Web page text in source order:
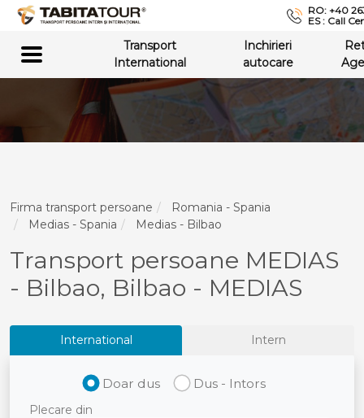
RO: +40
ES : Call
Transport
International
Inchirieri
autocare
Firma transport persoane
Romania - Spania
Medias - Spania
Medias - Bilbao
Transport persoane MEDIAS
- Bilbao, Bilbao - MEDIAS
International Intern
Doar dus Dus - Intors
Plecare din